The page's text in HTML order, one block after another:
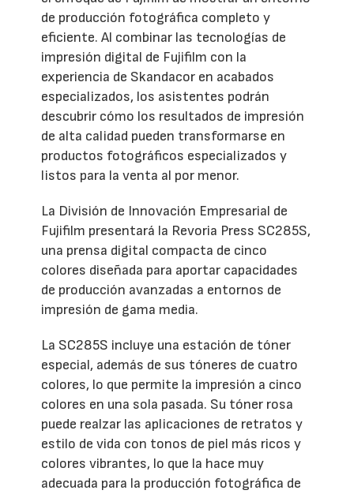
de producción fotográfica completo y
eficiente. Al combinar las tecnologías de
impresión digital de Fujifilm con la
experiencia de Skandacor en acabados
especializados, los asistentes podrán
descubrir cómo los resultados de impresión
de alta calidad pueden transformarse en
productos fotográficos especializados y
listos para la venta al por menor.
La División de Innovación Empresarial de
Fujifilm presentará la Revoria Press SC285S,
una prensa digital compacta de cinco
colores diseñada para aportar capacidades
de producción avanzadas a entornos de
impresión de gama media.
La SC285S incluye una estación de tóner
especial, además de sus tóneres de cuatro
colores, lo que permite la impresión a cinco
colores en una sola pasada. Su tóner rosa
puede realzar las aplicaciones de retratos y
estilo de vida con tonos de piel más ricos y
colores vibrantes, lo que la hace muy
adecuada para la producción fotográfica de